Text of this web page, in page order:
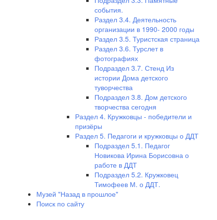
события.
Раздел 3.4. Деятельность
организации в 1990- 2000 годы
Раздел 3.5. Туристская страница
Раздел 3.6. Турслет в
фотографиях
Подраздел 3.7. Стенд Из
истории Дома детского
туворчества
Подраздел 3.8. Дом детского
творчества сегодня
Раздел 4. Кружковцы - победители и
призёры
Раздел 5. Педагоги и кружковцы о ДДТ
Подраздел 5.1. Педагог
Новикова Ирина Борисовна о
работе в ДДТ
Подраздел 5.2. Кружковец
Тимофеев М. о ДДТ.
Музей "Назад в прошлое"
Поиск по сайту